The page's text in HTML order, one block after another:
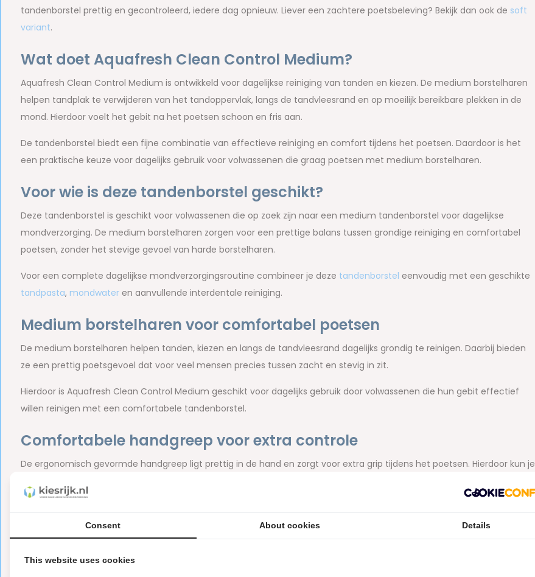
tandenborstel prettig en gecontroleerd, iedere dag opnieuw. Liever een zachtere poetsbeleving? Bekijk dan ook de soft
variant.
Wat doet Aquafresh Clean Control Medium?
Aquafresh Clean Control Medium is ontwikkeld voor dagelijkse reiniging van tanden en kiezen. De medium borstelharen
helpen tandplak te verwijderen van het tandoppervlak, langs de tandvleesrand en op moeilijk bereikbare plekken in de
mond. Hierdoor voelt het gebit na het poetsen schoon en fris aan.
De tandenborstel biedt een fijne combinatie van effectieve reiniging en comfort tijdens het poetsen. Daardoor is het
een praktische keuze voor dagelijks gebruik voor volwassenen die graag poetsen met medium borstelharen.
Voor wie is deze tandenborstel geschikt?
Deze tandenborstel is geschikt voor volwassenen die op zoek zijn naar een medium tandenborstel voor dagelijkse
mondverzorging. De medium borstelharen zorgen voor een prettige balans tussen grondige reiniging en comfortabel
poetsen, zonder het stevige gevoel van harde borstelharen.
Voor een complete dagelijkse mondverzorgingsroutine combineer je deze tandenborstel eenvoudig met een geschikte
tandpasta, mondwateren aanvullende interdentale reiniging.
Medium borstelharen voor comfortabel poetsen
De medium borstelharen helpen tanden, kiezen en langs de tandvleesrand dagelijks grondig te reinigen. Daarbij bieden
ze een prettig poetsgevoel dat voor veel mensen precies tussen zacht en stevig in zit.
Hierdoor is Aquafresh Clean Control Medium geschikt voor dagelijks gebruik door volwassenen die hun gebit effectief
willen reinigen met een comfortabele tandenborstel.
Comfortabele handgreep voor extra controle
De ergonomisch gevormde handgreep ligt prettig in de hand en zorgt voor extra grip tijdens het poetsen. Hierdoor kun je
Duurzamere verpakking
De Aquafresh Clean Control Medium tandenborstel wordt geleverd in een verpakking met minder plastic en meer
Consent About cookies Details
This website uses cookies